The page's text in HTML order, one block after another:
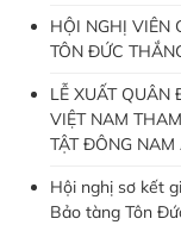
HỘI NGHỊ VIÊN
TÔN ĐỨC
LỄ XUẤT QUÂN
VIỆT NAM
TẬT ĐÔNG
Hội nghị sơ kết
Bảo tàng Tôn